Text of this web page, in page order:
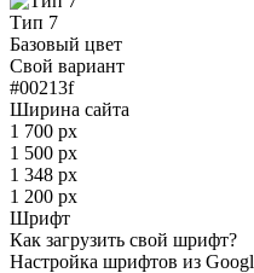
Тип 7
Базовый цвет
Свой вариант
#00213f
Ширина сайта
1 700 px
1 500 px
1 348 px
1 200 px
Шрифт
Как загрузить свой шрифт?
Настройка шрифтов из